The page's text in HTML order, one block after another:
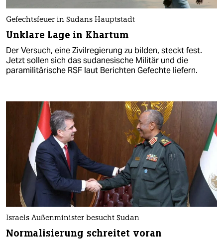
Gefechtsfeuer in Sudans Hauptstadt
Unklare Lage in Khartum
Der Versuch, eine Zivilregierung zu bilden, steckt fest.
Jetzt sollen sich das sudanesische Militär und die
paramilitärische RSF laut Berichten Gefechte liefern.
Israels Außenminister besucht Sudan
Normalisierung schreitet voran